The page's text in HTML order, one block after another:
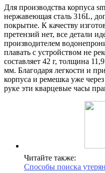
Для производства корпуса
нержавеющая сталь 316L,
покрытие. К качеству
претензий нет, все детали
производителем
плавать с устройством не
составляет 42 г, толщина
мм. Благодаря легкости и
корпуса и ремешка уже
руке эти кварцевые часы
Читайте также:
Способы поиска